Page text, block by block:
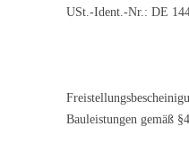
USt.-Ident.-Nr.: DE
Bauleistungen gemäß